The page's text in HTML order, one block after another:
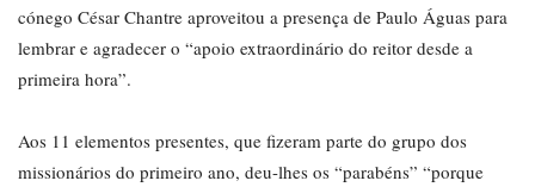
cónego César Chantre aproveitou a presença de Paulo Águas para
lembrar e agradecer o “apoio extraordinário do reitor desde a
primeira hora”.
Aos 11 elementos presentes, que fizeram parte do grupo dos
missionários do primeiro ano, deu-lhes os “parabéns” “porque